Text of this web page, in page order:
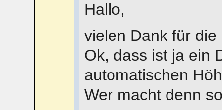
Hallo,
vielen Dank für die
Ok, dass ist ja ein
automatischen
Wer macht denn